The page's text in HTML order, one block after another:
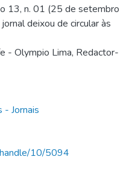
13, n. 01 (25 de setembro
deixou de circular às
- Olympio Lima, Redactor-
- Jornais
10/5094